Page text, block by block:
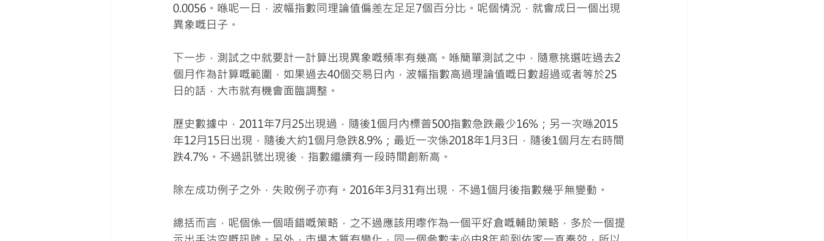
0.0056。喺呢一日，波幅指數同理論值偏差左足足7個百分比。呢個情況，就會成日一個出現
異象嘅日子。
下一步，測試之中就要計一計算出現異象嘅頻率有幾高。喺簡單測試之中，隨意挑選咗過去2
個月作為計算嘅範圍，如果過去40個交易日內，波幅指數高過理論值嘅日數超過或者等於25
日的話，大市就有機會面臨調整。
歷史數據中，2011年7月25出現過，隨後1個月內標普500指數急跌最少16%；另一次喺2015
年12月15日出現，隨後大約1個月急跌8.9%；最近一次係2018年1月3日，隨後1個月左右時間
跌4.7%。不過訊號出現後，指數繼續有一段時間創新高。
除左成功例子之外，失敗例子亦有。2016年3月31有出現，不過1個月後指數幾乎無變動。
總括而言，呢個係一個唔錯嘅策略，之不過應該用嚟作為一個平好倉嘅輔助策略，多於一個提